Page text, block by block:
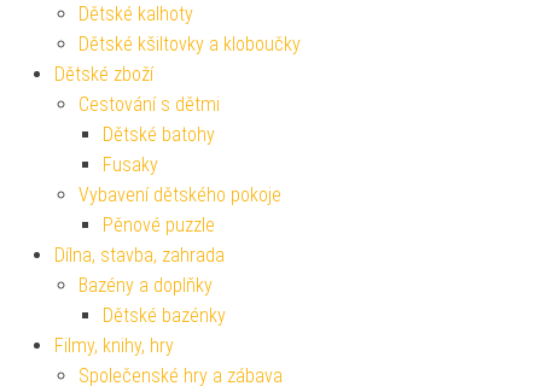
Dětské kalhoty
Dětské kšiltovky a kloboučky
Dětské zboží
Cestování s dětmi
Dětské batohy
Fusaky
Vybavení dětského pokoje
Pěnové puzzle
Dílna, stavba, zahrada
Bazény a doplňky
Dětské bazénky
Filmy, knihy, hry
Společenské hry a zábava